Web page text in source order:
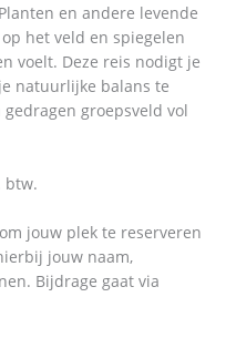
en andere levende
het veld en spiegelen
voelt. Deze reis nodigt je
natuurlijke balans te
groepsveld vol
btw.
jouw plek te reserveren
jouw naam,
Bijdrage gaat via